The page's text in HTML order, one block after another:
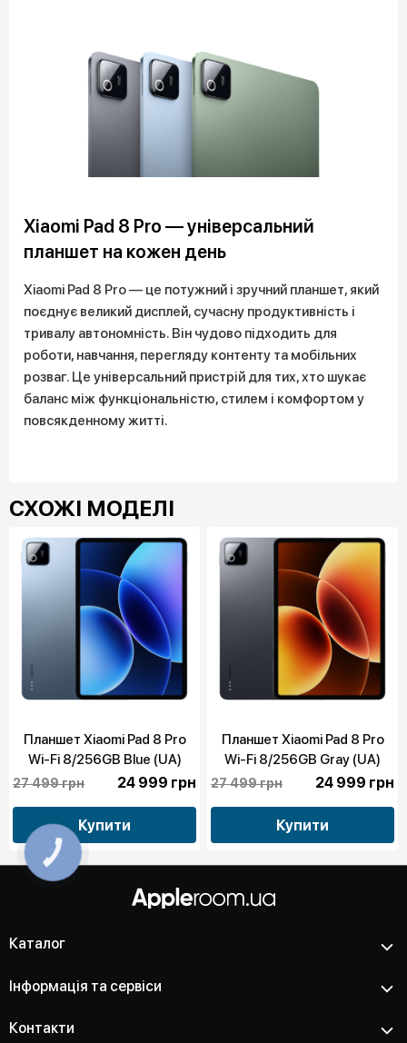
Xiaomi Pad 8 Pro — універсальний
планшет на кожен день
Xiaomi Pad 8 Pro — це потужний і зручний планшет, який
поєднує великий дисплей, сучасну продуктивність і
тривалу автономність. Він чудово підходить для
роботи, навчання, перегляду контенту та мобільних
розваг. Це універсальний пристрій для тих, хто шукає
баланс між функціональністю, стилем і комфортом у
повсякденному житті.
СХОЖІ МОДЕЛІ
Планшет Xiaomi Pad 8 Pro
Wi-Fi 8/256GB Blue (UA)
27 499 грн 24 999 грн
Купити
Планшет Xiaomi Pad 8 Pro
Wi-Fi 8/256GB Gray (UA)
27 499 грн 24 999 грн
Купити
Каталог
Інформація та сервіси
Контакти